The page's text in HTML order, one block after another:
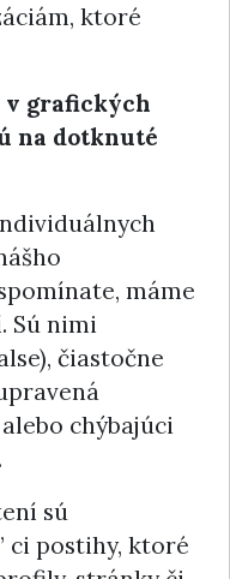
ktoré
v grafických
na dotknuté
máme
Sú nimi
čiastočne
chýbajúci
sú
ci postihy, ktoré